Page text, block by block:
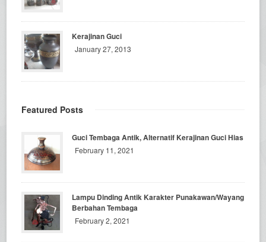
Kerajinan Guci
January 27, 2013
Featured Posts
Guci Tembaga Antik, Alternatif Kerajinan Guci Hias
February 11, 2021
Lampu Dinding Antik Karakter Punakawan/Wayang
Berbahan Tembaga
February 2, 2021